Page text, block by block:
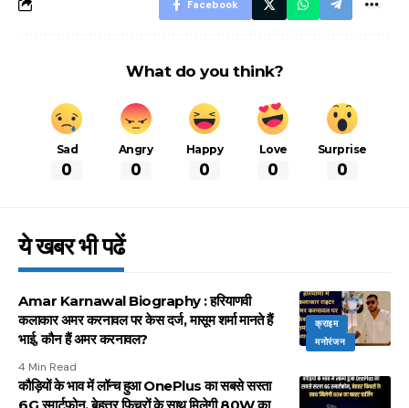
Facebook
What do you think?
Sad
0
Angry
0
Happy
0
Love
0
Surprise
0
ये खबर भी पढें
क्राइम
मनोरंजन
Amar Karnawal Biography : हरियाणवी
कलाकार अमर करनावल पर केस दर्ज, मासूम शर्मा मानते हैं
भाई, कौन हैं अमर करनावल?
4 Min Read
कौड़ियों के भाव में लॉन्च हुआ OnePlus का सबसे सस्ता